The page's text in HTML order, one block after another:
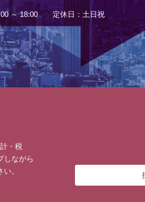
～ 18:00 定休日：土日祝
・税
しながら
。